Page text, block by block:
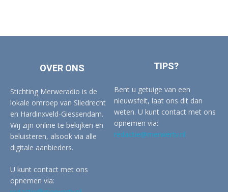
OVER ONS
Stichting Merweradio is de
lokale omroep van Sliedrecht
en Hardinxveld-Giessendam.
Wij zijn online te bekijken en
beluisteren, alsook via alle
digitale aanbieders.
U kunt contact met ons
opnemen via:
TIPS?
Bent u getuige van een
nieuwsfeit, laat ons dit dan
weten. U kunt contact met ons
opnemen via:
redactie@merwertv.nl